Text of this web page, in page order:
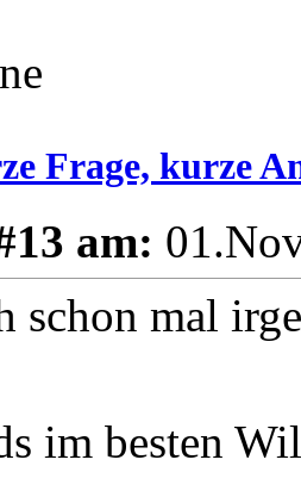
Frage, kurze
am:
schon mal
im besten